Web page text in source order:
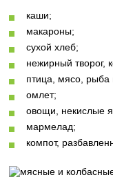
каши;
макароны;
сухой хлеб;
нежирный творог,
птица, мясо, рыба
омлет;
овощи, некислые
мармелад;
компот,